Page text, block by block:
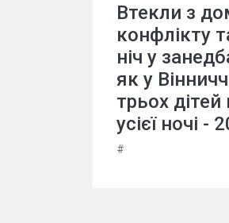
Втекли з
конфлікту
ніч у
як у
трьох
усієї ночі -
#